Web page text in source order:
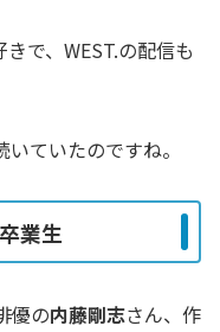
で、WEST.の配信も
ていたのですね。
業生
優の内藤剛志さん、作